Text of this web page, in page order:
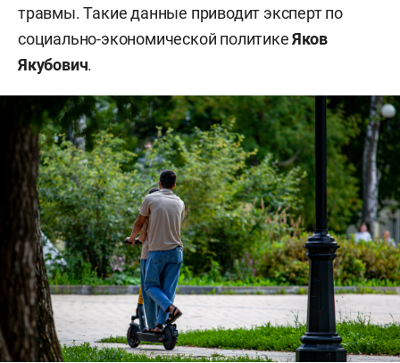
травмы. Такие данные приводит эксперт по
социально-экономической политикеЯков
Якубович.